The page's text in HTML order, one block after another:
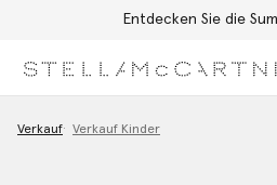
Entdecken Sie die Summer of Love
Verkauf Verkauf Kinder